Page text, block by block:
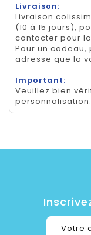
Livraison:
Livraison
(10 à 15 jours),
contacter pour
Pour un
adresse que la
Important:
Veuillez bien
personnalisation.